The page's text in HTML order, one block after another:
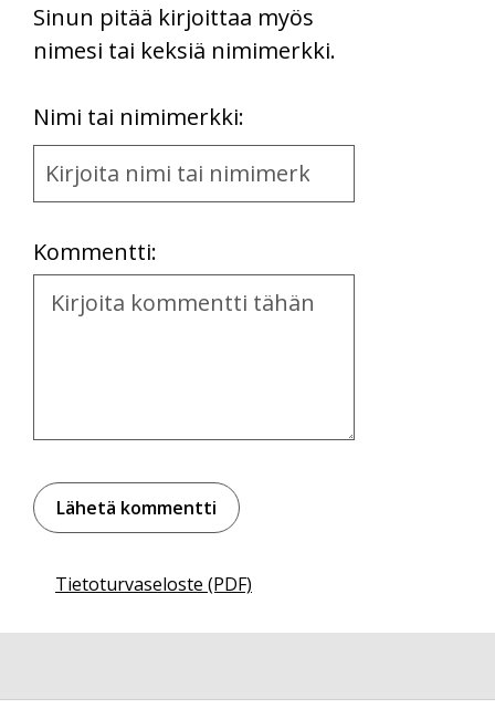
Sinun pitää kirjoittaa myös
nimesi tai keksiä nimimerkki.
Nimi tai nimimerkki:
Name
and
Kommentti:
Kommentti
Tietoturvaseloste (PDF)